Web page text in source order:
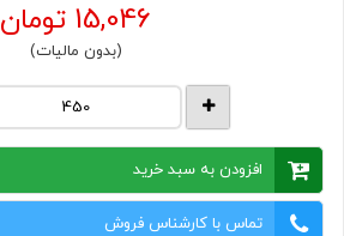
15,046 تومان
(بدون مالیات)
افزودن به سبد خرید
تماس با کارشناس فروش